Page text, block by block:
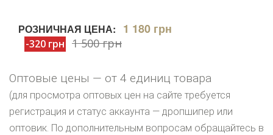
РОЗНИЧНАЯ ЦЕНА: 1 180 грн
-320 грн 1 500 грн
Оптовые цены — от 4 единиц товара
(для просмотра оптовых цен на сайте требуется
регистрация и статус аккаунта — дропшипер или
оптовик. По дополнительным вопросам обращайтесь в